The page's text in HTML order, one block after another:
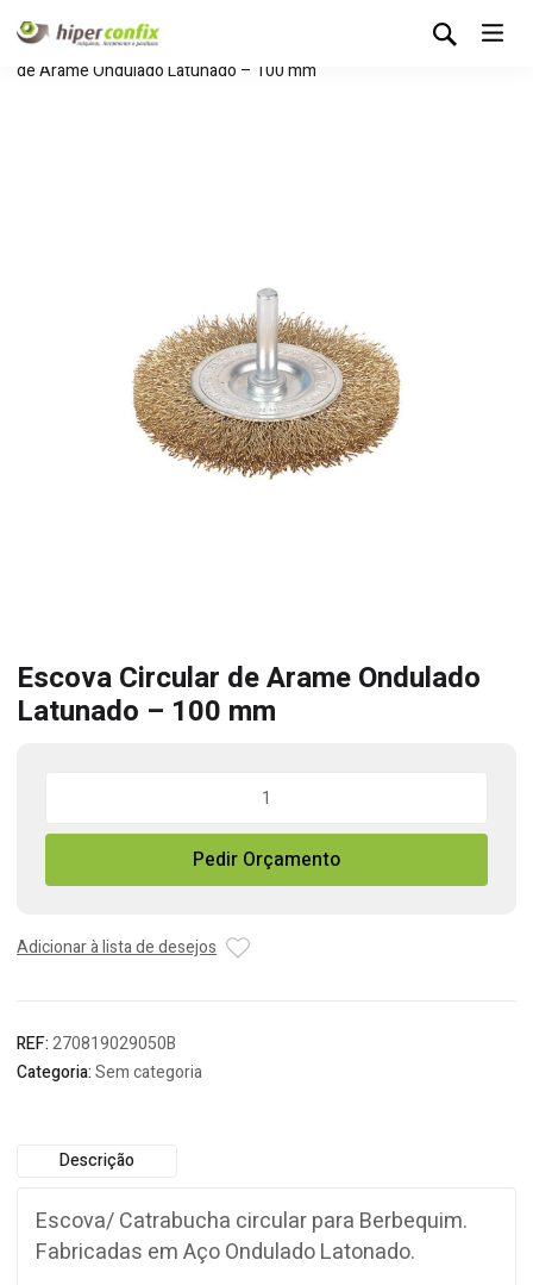
Início Loja Hipertintas
Escova Circular
de Arame Ondulado Latunado – 100 mm
Escova Circular de Arame Ondulado
Latunado – 100 mm
Escova
de
Ondulado
mm
Pedir Orçamento
Adicionar à lista de desejos
REF:270819029050B
Categoria:Sem categoria
Descrição
Escova/ Catrabucha circular para Berbequim.
Fabricadas em Aço Ondulado Latonado.